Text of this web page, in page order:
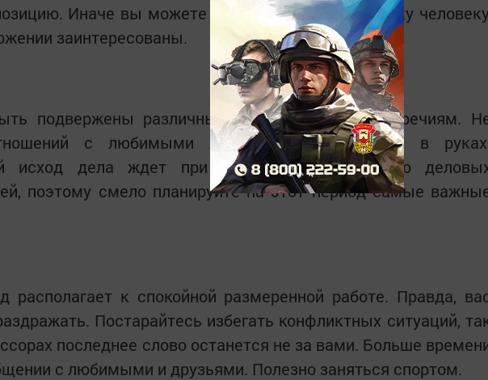
Иначе вы можете попасть под горячую руку
заинтересованы.
подвержены различным внутренним противоречиям.
с любимыми людьми, держите себя в
исход дела ждет при достижении каких-либо
поэтому смело планируйте на этот период самые
располагает к спокойной размеренной работе. Правда,
Постарайтесь избегать конфликтных ситуаций,
последнее слово останется не за вами. Больше
с любимыми и друзьями. Полезно заняться спортом.